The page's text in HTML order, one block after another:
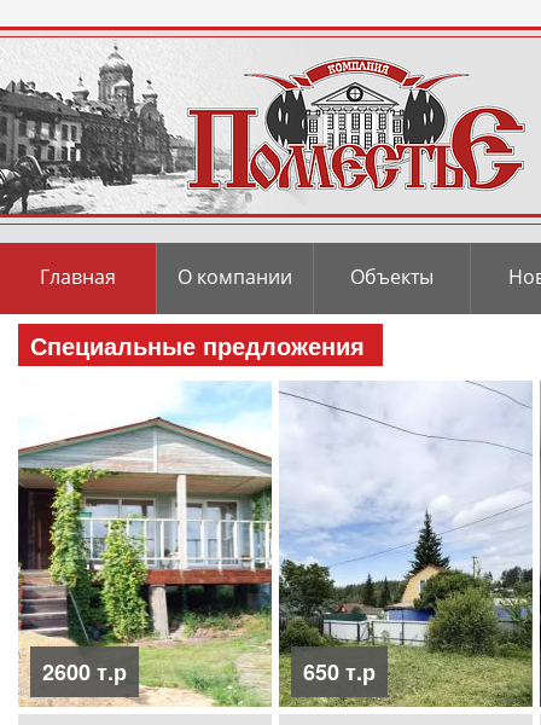
Главная О компании Объекты
Специальные предложения
2600 т.р 650 т.р